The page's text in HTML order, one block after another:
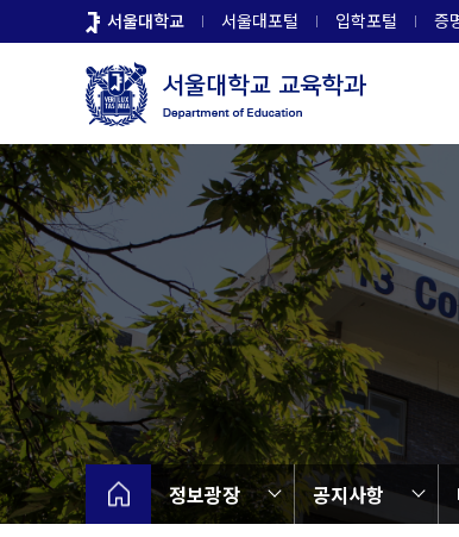
로
뉴
서울대학교 서울대포털 입학포털 증
정보광장 공지사항